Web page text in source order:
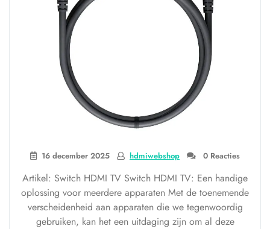
16 december 2025 hdmiwebshop 0 Reacties
Artikel: Switch HDMI TV Switch HDMI TV: Een handige
oplossing voor meerdere apparaten Met de toenemende
verscheidenheid aan apparaten die we tegenwoordig
gebruiken, kan het een uitdaging zijn om al deze